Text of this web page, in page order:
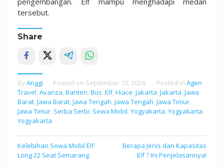
tersebut.
Share
By Anggi Posted on September 10, 2024 Posted in Agen
Travel, Avanza, Banten, Bus, Elf, Hiace, Jakarta, Jakarta, Jawa
Barat, Jawa Barat, Jawa Tengah, Jawa Tengah, Jawa Timur,
Jawa Timur, Serba Serbi, Sewa Mobil, Yogyakarta, Yogyakarta,
Yogyakarta
Post
navigation
Kelebihan Sewa Mobil Elf
Long 22 Seat Semarang
Berapa Jenis dan Kapasitas
Elf ? Ini Penjelasannya!